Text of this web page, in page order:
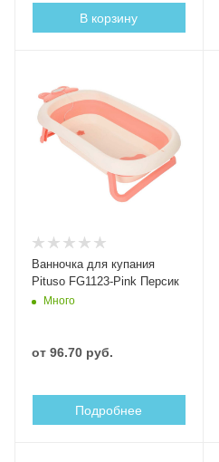
В корзину
Ванночка для купания
Pituso FG1123-Pink Персик
Много
от 96.70 руб.
Подробнее